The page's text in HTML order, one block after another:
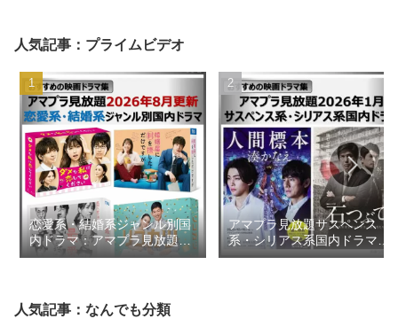
人気記事：プライムビデオ
恋愛系・結婚系ジャンル別国
内ドラマ：アマプラ見放題
2026年8月更新【おすすめの
アマプラ見放題サスペンス
系・シリアス系国内ドラマ
2026年1月【おすすめの映画
人気記事：なんでも分類